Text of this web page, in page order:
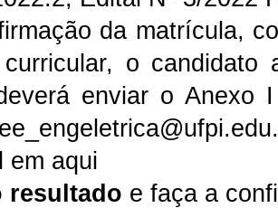
da matrícula,
o
enviar o Anexo
em aqui
resultado e faça a